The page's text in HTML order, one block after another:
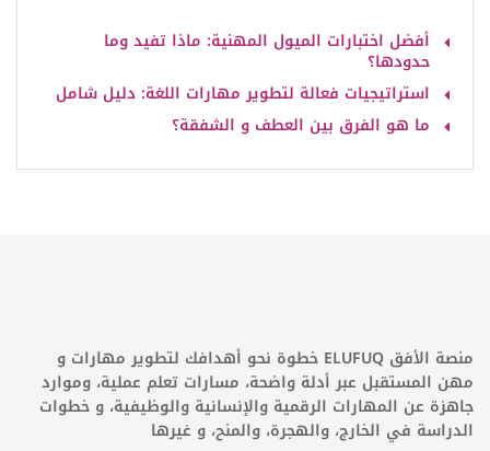
أفضل اختبارات الميول المهنية: ماذا تفيد وما
حدودها؟
استراتيجيات فعالة لتطوير مهارات اللغة: دليل شامل
ما هو الفرق بين العطف و الشفقة؟
منصة الأفق ELUFUQ خطوة نحو أهدافك لتطوير مهارات و
مهن المستقبل عبر أدلة واضحة، مسارات تعلم عملية، وموارد
جاهزة عن المهارات الرقمية والإنسانية والوظيفية، و خطوات
الدراسة في الخارج، والهجرة، والمنح، و غيرها